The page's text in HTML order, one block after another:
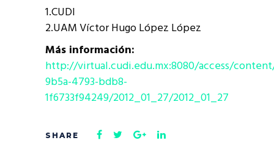
1.CUDI
2.UAM Víctor Hugo López López
Más información:
http://virtual.cudi.edu.mx:8080/access/
9b5a-4793-bdb8-
1f6733f94249/2012_01_27/2012_01_27